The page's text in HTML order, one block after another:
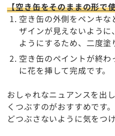
【空き缶をそのままの形で
空き缶の外側をペンキ
ザインが見えないよう
ようにするため、二度塗
空き缶のペイントが終
に花を挿して完成です。
おしゃれなニュアンスを出
くつぶすのがおすすめです
どつぶさないように気をつ